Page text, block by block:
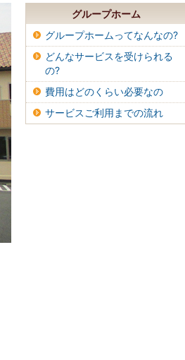
グループホーム
グループホームってなんなの?
どんなサービスを受けられる
の?
費用はどのくらい必要なの
サービスご利用までの流れ